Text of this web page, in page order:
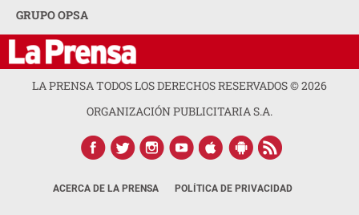
GRUPO OPSA
LA PRENSA TODOS LOS DERECHOS RESERVADOS ©2026
ORGANIZACIÓN PUBLICITARIA S.A.
ACERCA DE LA PRENSA POLÍTICA DE PRIVACIDAD